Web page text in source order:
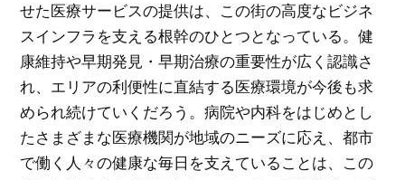
せた医療サービスの提供は、この街の高度なビジネ
スインフラを支える根幹のひとつとなっている。健
康維持や早期発見・早期治療の重要性が広く認識さ
れ、エリアの利便性に直結する医療環境が今後も求
められ続けていくだろう。病院や内科をはじめとし
たさまざまな医療機関が地域のニーズに応え、都市
で働く人々の健康な毎日を支えていることは、この